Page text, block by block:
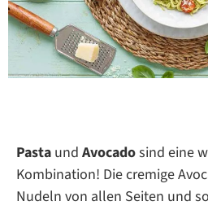
Pasta und Avocadosind eine
Kombination! Die cremige
Nudeln von allen Seiten und